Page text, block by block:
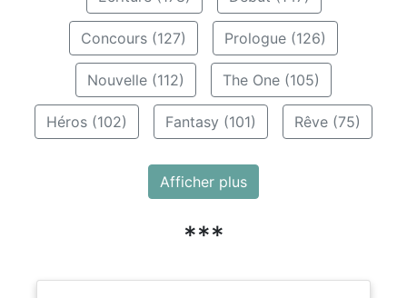
Concours (127) Prologue (126)
Nouvelle (112) The One (105)
Héros (102) Fantasy (101) Rêve (75)
Afficher plus
***